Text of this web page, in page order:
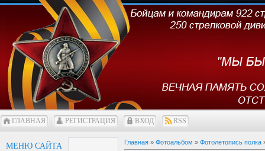
ГЛАВНАЯ РЕГИСТРАЦИЯ ВХОД RSS
МЕНЮ САЙТА Главная » Фотоальбом » Фотолетопись полка